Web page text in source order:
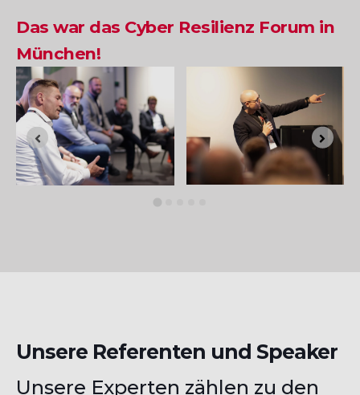
Das war das Cyber Resilienz Forum in
München!
Unsere Referenten und Speaker
Unsere Experten zählen zu den